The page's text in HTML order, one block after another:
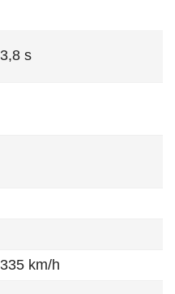
3,8 s
335 km/h